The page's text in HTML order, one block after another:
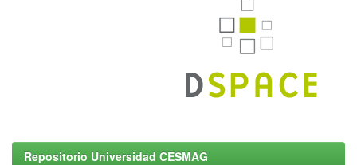
Repositorio Universidad CESMAG